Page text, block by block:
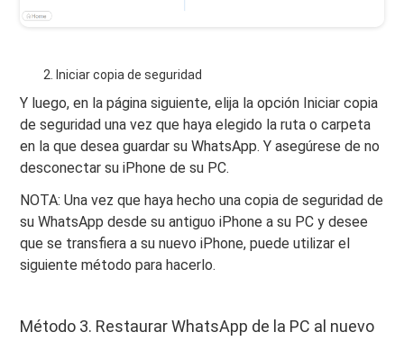
Iniciar copia de seguridad
Y luego, en la página siguiente, elija la opción Iniciar copia
de seguridad una vez que haya elegido la ruta o carpeta
en la que desea guardar su WhatsApp. Y asegúrese de no
desconectar su iPhone de su PC.
NOTA: Una vez que haya hecho una copia de seguridad de
su WhatsApp desde su antiguo iPhone a su PC y desee
que se transfiera a su nuevo iPhone, puede utilizar el
siguiente método para hacerlo.
Método 3. Restaurar WhatsApp de la PC al nuevo